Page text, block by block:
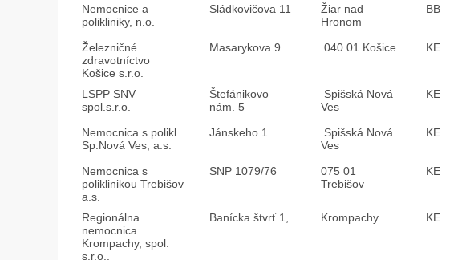
Nemocnice a
polikliniky, n.o.
Sládkovičova 11
Žiar nad
Hronom
BB
Železničné
zdravotníctvo
Košice s.r.o.
Masarykova 9 040 01 Košice KE
LSPP SNV
spol.s.r.o.
Štefánikovo
nám. 5
Spišská Nová
Ves
KE
Nemocnica s polikl.
Sp.Nová Ves, a.s.
Jánskeho 1
Spišská Nová
Ves
KE
Nemocnica s
poliklinikou Trebišov
a.s.
SNP 1079/76
075 01
Trebišov
KE
Regionálna
nemocnica
Krompachy, spol.
s.r.o.,
Banícka štvrť 1, Krompachy KE